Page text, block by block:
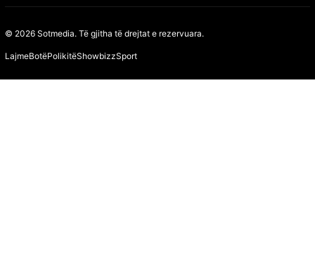
© 2026 Sotmedia. Të gjitha të drejtat e rezervuara.
LajmeBotëPolikitëShowbizzSport